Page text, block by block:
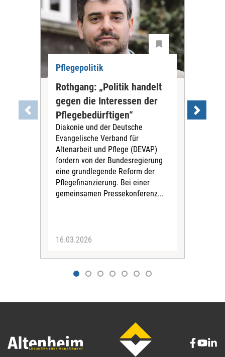
Pflegepolitik
Rothgang: „Politik handelt
gegen die Interessen der
Pflegebedürftigen“
Diakonie und der Deutsche
Evangelische Verband für
Altenarbeit und Pflege (DEVAP)
fordern von der Bundesregierung
eine grundlegende Reform der
Pflegefinanzierung. Bei einer
gemeinsamen Pressekonferenz...
16.03.2026